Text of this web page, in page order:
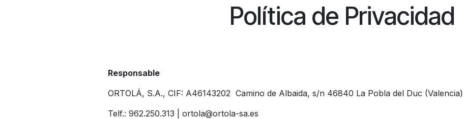
Política de Privacidad
Responsable
ORTOLÁ, S.A., CIF: A46143202 Camino de Albaida, s/n 46840 La Pobla del Duc (Valencia)
Telf.: 962.250.313 | ortola@ortola-sa.es